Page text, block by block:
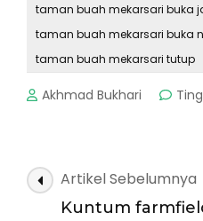
taman buah mekarsari buka
taman buah mekarsari buka
taman buah mekarsari tutup
Akhmad Bukhari
Navigasi
Artikel
Artikel Sebelumnya
Kuntum